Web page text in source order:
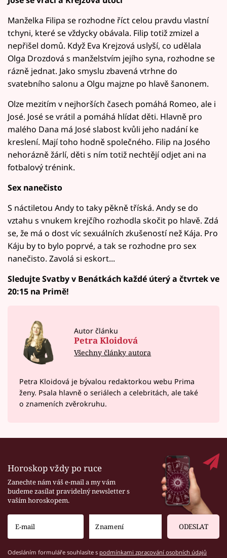
Manželka Filipa se rozhodne říct celou pravdu vlastní
tchyni, které se vždycky obávala. Filip totiž zmizel a
nepřišel domů. Když Eva Krejzová uslyší, co udělala
Olga Drozdová s manželstvím jejího syna, rozhodne se
rázně jednat. Jako smyslu zbavená vtrhne do
svatebního salonu a Olgu majzne po hlavě šanonem.
Olze mezitím v nejhorších časech pomáhá Romeo, ale i
José. José se vrátil a pomáhá hlídat děti. Hlavně pro
malého Dana má José slabost kvůli jeho nadání ke
kreslení. Mají toho hodně společného. Filip na Josého
nehorázně žárlí, děti s ním totiž nechtějí odjet ani na
fotbalový trénink.
Sex nanečisto
S náctiletou Andy to taky pěkně tříská. Andy se do
vztahu s vnukem krejčího rozhodla skočit po hlavě. Zdá
se, že má o dost víc sexuálních zkušeností než Kája. Pro
Káju by to bylo poprvé, a tak se rozhodne pro sex
nanečisto. Zavolá si eskort...
Sledujte Svatby v Benátkách každé úterý a čtvrtek ve
20:15 na Primě!
Autor článku
Petra Kloidová
Všechny články autora
Petra Kloidová je bývalou redaktorkou webu Prima
ženy. Psala hlavně o seriálech a celebritách, ale také
o znameních zvěrokruhu.
Horoskop vždy po ruce
Zanechte nám váš e-mail a my vám
budeme zasílat pravidelný newsletter s
vaším horoskopem.
ODESLAT
Odesláním formuláře souhlasíte s podmínkami zpracování osobních údajů